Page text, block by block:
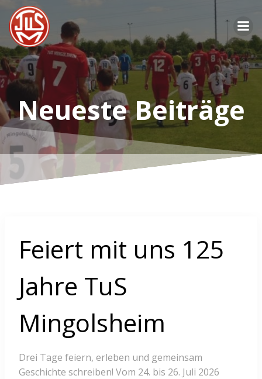
Inhalt
springen
Neueste Beiträge
Feiert mit uns 125
Jahre TuS
Mingolsheim
Drei Tage feiern, erleben und gemeinsam
Geschichte schreiben! Vom 24. bis 26. Juli 2026